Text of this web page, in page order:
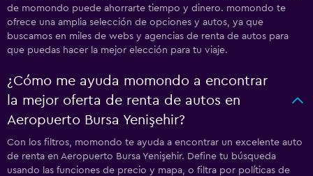
de momondo puede ahorrarte tiempo y dinero. momondo te
ofrece una amplia selección de opciones y autos, ya que
buscamos en miles de webs y agencias de renta de autos para
que puedas hacer la mejor elección para tu viaje.
¿Cómo me ayuda momondo a encontrar
la mejor oferta de renta de autos en
Aeropuerto Bursa Yenişehir?
Con los filtros, momondo te ayuda a encontrar un excelente auto
de renta en Aeropuerto Bursa Yenişehir. Define tu búsqueda
usando las funciones de precio y mapa, o filtra por políticas de